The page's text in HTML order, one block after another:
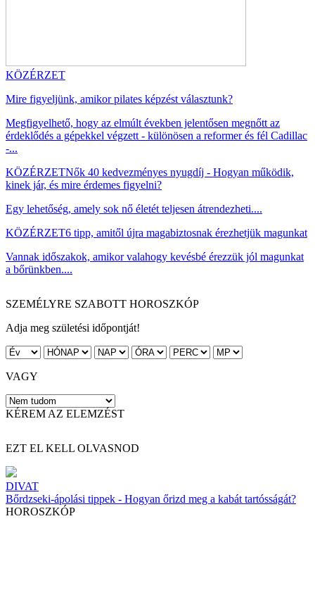
KÖZÉRZET
Mire figyeljünk, amikor pilates képzést választunk?
Megfigyelhető, hogy az elmúlt években jelentősen megnőtt az
érdeklődés a gépekkel végzett - különösen a reformer és fél Cadillac
-...
KÖZÉRZETNők 40 kedvezményes nyugdíj - Hogyan működik,
kinek jár, és mire érdemes figyelni?
Egy lehetőség, amely sok nő életét teljesen átrendezheti....
KÖZÉRZET6 tipp, amitől újra magabiztosnak érezhetjük magunkat
Vannak időszakok, amikor valahogy kevésbé érezzük jól magunkat
a bőrünkben....
SZEMÉLYRE SZABOTT HOROSZKÓP
Adja meg születési időpontját!
VAGY
KÉREM AZ ELEMZÉST
EZT EL KELL OLVASNOD
DIVAT
Bőrdzseki-ápolási tippek - Hogyan őrizd meg a kabát tartósságát?
HOROSZKÓP